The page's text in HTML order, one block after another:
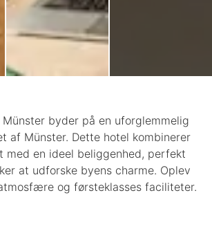
byder på en uforglemmelig
af Münster. Dette hotel kombinerer
med en ideel beliggenhed, perfekt
at udforske byens charme. Oplev
og førsteklasses faciliteter.